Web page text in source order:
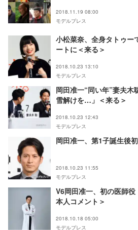
2018.11.19 08:00
モデルプレス
小松菜奈、全身タトゥー
ートに＜来る＞
2018.10.23 13:10
モデルプレス
岡田准一“同い年”妻夫木
雪解けを…」＜来る＞
2018.10.23 12:43
モデルプレス
岡田准一、第1子誕生後
2018.10.23 11:55
モデルプレス
V6岡田准一、初の医師
本人コメント＞
2018.10.18 05:00
モデルプレス